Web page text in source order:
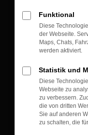
+49
Funktional
Diese
der Webseite.
Maps, Chats,
werden aktiviert.
Statistik und
Diese
Webseite zu
zu verbessern.
die von dritten
Sie auf anderen
zu schalten, die